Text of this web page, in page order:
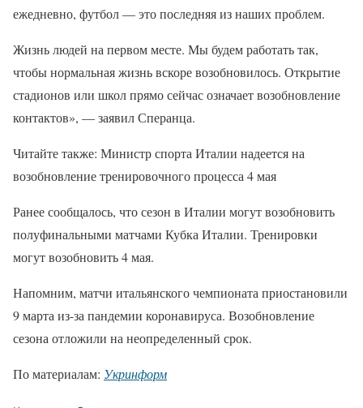
ежедневно, футбол — это последняя из наших проблем.
Жизнь людей на первом месте. Мы будем работать так,
чтобы нормальная жизнь вскоре возобновилось. Открытие
стадионов или школ прямо сейчас означает возобновление
контактов», — заявил Сперанца.
Читайте также: Министр спорта Италии надеется на
возобновление тренировочного процесса 4 мая
Ранее сообщалось, что сезон в Италии могут возобновить
полуфинальными матчами Кубка Италии. Тренировки
могут возобновить 4 мая.
Напомним, матчи итальянского чемпионата приостановили
9 марта из-за пандемии коронавируса. Возобновление
сезона отложили на неопределенный срок.
По материалам: Укринформ